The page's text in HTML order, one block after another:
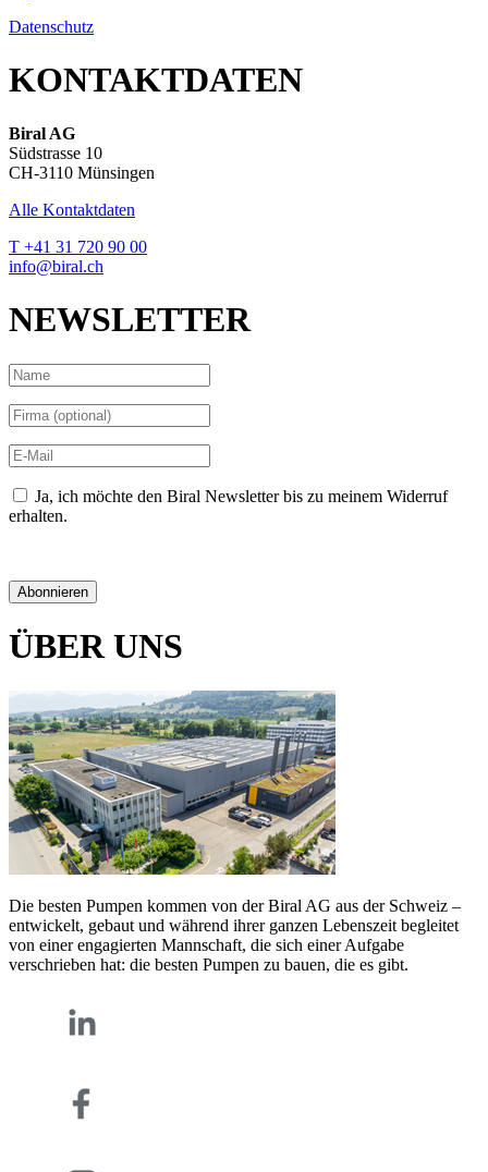
Datenschutz
KONTAKTDATEN
Biral AG
Südstrasse 10
CH-3110 Münsingen
Alle Kontaktdaten
T +41 31 720 90 00
info@biral.ch
NEWSLETTER
Ja, ich möchte den Biral Newsletter bis zu meinem Widerruf
erhalten.
Abonnieren
ÜBER UNS
Die besten Pumpen kommen von der Biral AG aus der Schweiz –
entwickelt, gebaut und während ihrer ganzen Lebenszeit begleitet
von einer engagierten Mannschaft, die sich einer Aufgabe
verschrieben hat: die besten Pumpen zu bauen, die es gibt.